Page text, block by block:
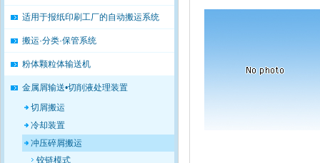
适用于报纸印刷工厂的自动搬运系统
搬运·分类·保管系统
粉体颗粒体输送机
金属屑输送•切削液处理装置
切屑搬运
冷却装置
冲压碎屑搬运
铰链模式